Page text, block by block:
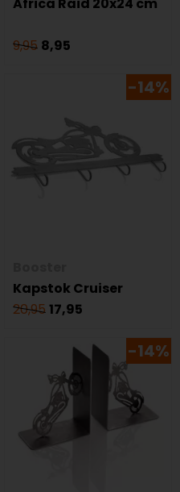
9,95 8,95
-14%
Kapstok Cruiser
20,9517,95
-14%